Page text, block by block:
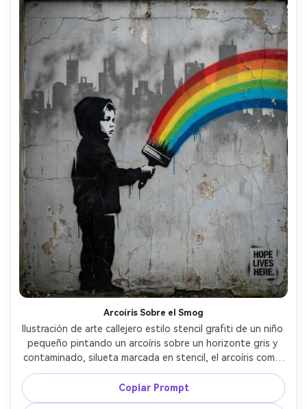
Arcoíris Sobre el Smog
Ilustración de arte callejero estilo stencil grafiti de un niño
pequeño pintando un arcoíris sobre un horizonte gris y
contaminado, silueta marcada en stencil, el arcoíris como
único acento multicolor, textura de cemento agrietado y
deteriorado con goteos de aerosol, aspecto de stencil
recortado con formas limpias, mensaje social
Copiar Prompt